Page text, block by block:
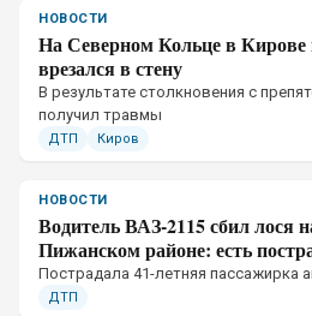
НОВОСТИ
На Северном Кольце в Кирове
врезался в стену
В результате столкновения с
получил травмы
ДТП Киров
НОВОСТИ
Водитель ВАЗ-2115 сбил лося
Пижанском районе: есть
Пострадала 41-летняя пассажирка
ДТП